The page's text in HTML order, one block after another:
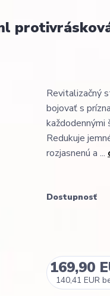
Revitalizačný
bojovať s
každodennými
Redukuje
rozjasnenú a ...
Dostupnosť
169,90
140,41 EUR